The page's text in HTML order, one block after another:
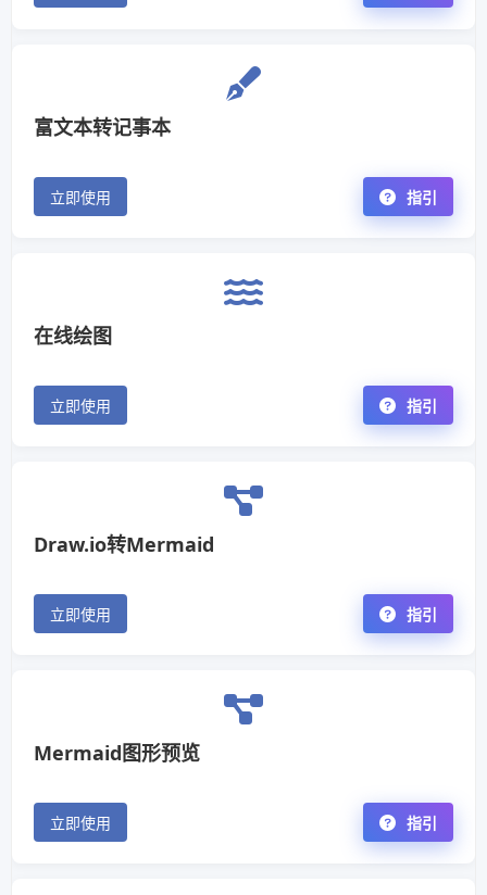
富文本转记事本
立即使用 指引
在线绘图
立即使用 指引
Draw.io转Mermaid
立即使用 指引
Mermaid图形预览
立即使用 指引